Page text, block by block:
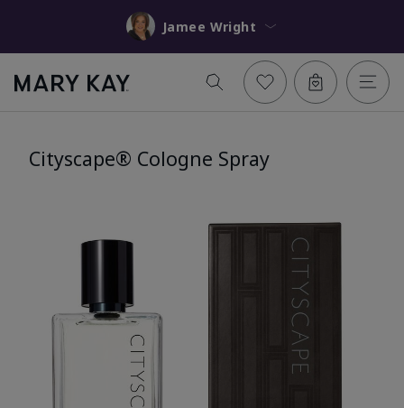
Jamee Wright
Cityscape® Cologne Spray